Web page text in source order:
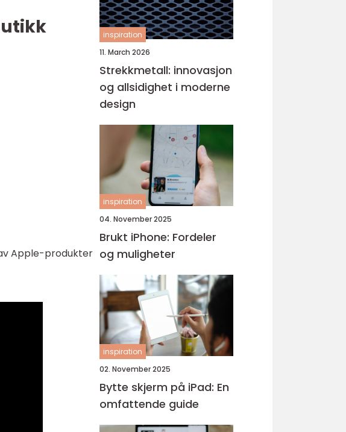
Apple-produkter
inspiration
11. March 2026
Strekkmetall: innovasjon
og allsidighet i moderne
design
inspiration
04. November 2025
Brukt iPhone: Fordeler
og muligheter
inspiration
02. November 2025
Bytte skjerm på iPad: En
omfattende guide